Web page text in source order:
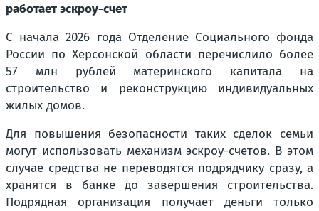
работает эскроу-счет
С начала 2026 года Отделение Социального фонда
России по Херсонской области перечислило более
57 млн рублей материнского капитала на
строительство и реконструкцию индивидуальных
жилых домов.
Для повышения безопасности таких сделок семьи
могут использовать механизм эскроу-счетов. В этом
случае средства не переводятся подрядчику сразу, а
хранятся в банке до завершения строительства.
Подрядная организация получает деньги только